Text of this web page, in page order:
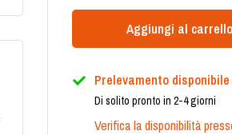
Aggiungi al carrello
Prelevamento
Di solito pronto in 2-4 giorni
Verifica la disponibilità